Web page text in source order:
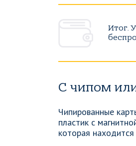
Итог.
С чипом
Чипированные
пластик с
которая